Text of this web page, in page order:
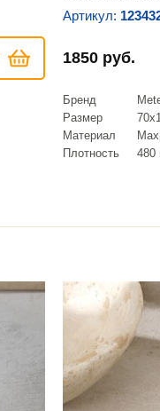
Артикул:
1850 руб.
Бренд
Размер
Материал
Плотность
480